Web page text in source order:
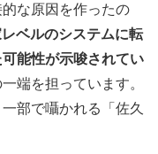
な原因を作ったの
ベルのシステムに転
能性が示唆されてい
端を担っています。
部で囁かれる「佐久